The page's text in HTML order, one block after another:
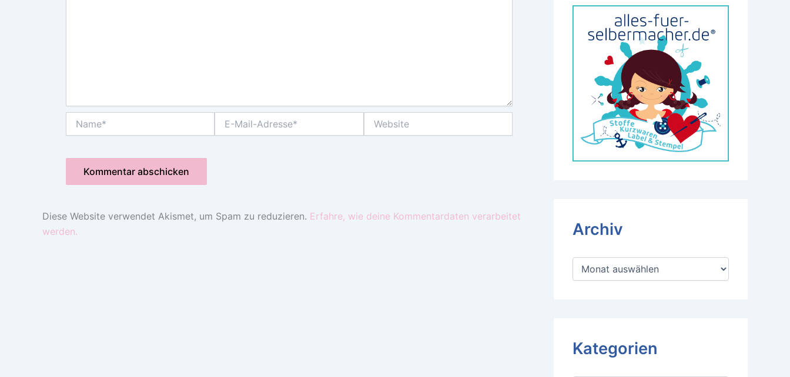
Mail-
Diese Website verwendet Akismet, um Spam zu reduzieren. Erfahre, wie deine Kommentardaten verarbeitet
werden.
Archiv
A
Kategorien